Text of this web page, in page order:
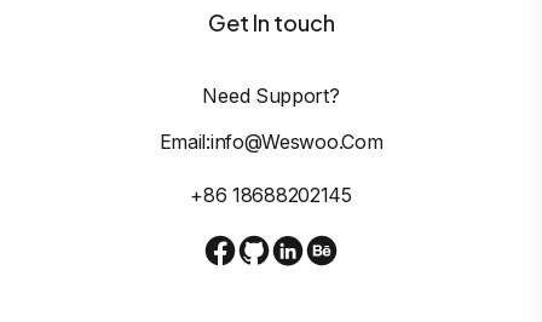
Get In touch
Need Support?
Email:info@weswoo.com
+86 18688202145